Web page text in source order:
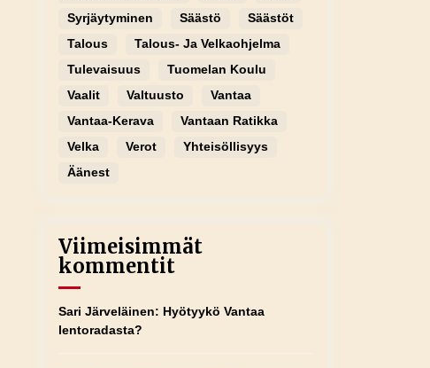
Syrjäytyminen
Säästö
Säästöt
Talous
Talous- Ja Velkaohjelma
Tulevaisuus
Tuomelan Koulu
Vaalit
Valtuusto
Vantaa
Vantaa-Kerava
Vantaan Ratikka
Velka
Verot
Yhteisöllisyys
Äänest
Viimeisimmät
kommentit
Sari Järveläinen: Hyötyykö Vantaa
lentoradasta?